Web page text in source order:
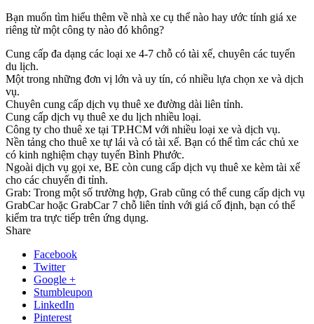
Bạn muốn tìm hiểu thêm về nhà xe cụ thể nào hay ước tính giá xe
riêng từ một công ty nào đó không?
Cung cấp đa dạng các loại xe 4-7 chỗ có tài xế, chuyên các tuyến
du lịch.
Một trong những đơn vị lớn và uy tín, có nhiều lựa chọn xe và dịch
vụ.
Chuyên cung cấp dịch vụ thuê xe đường dài liên tỉnh.
Cung cấp dịch vụ thuê xe du lịch nhiều loại.
Công ty cho thuê xe tại TP.HCM với nhiều loại xe và dịch vụ.
Nền tảng cho thuê xe tự lái và có tài xế. Bạn có thể tìm các chủ xe
có kinh nghiệm chạy tuyến Bình Phước.
Ngoài dịch vụ gọi xe, BE còn cung cấp dịch vụ thuê xe kèm tài xế
cho các chuyến đi tỉnh.
Grab: Trong một số trường hợp, Grab cũng có thể cung cấp dịch vụ
GrabCar hoặc GrabCar 7 chỗ liên tỉnh với giá cố định, bạn có thể
kiểm tra trực tiếp trên ứng dụng.
Share
Facebook
Twitter
Google +
Stumbleupon
LinkedIn
Pinterest